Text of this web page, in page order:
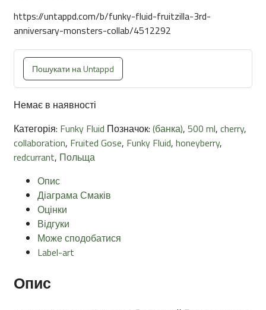
https://untappd.com/b/funky-fluid-fruitzilla-3rd-
anniversary-monsters-collab/4512292
Пошукати на Untappd
Немає в наявності
Категорія: Funky Fluid Позначок: (банка), 500 ml, cherry,
collaboration, Fruited Gose, Funky Fluid, honeyberry,
redcurrant, Польща
Опис
Діаграма Смаків
Оцінки
Відгуки
Може сподобатися
Label-art
Опис